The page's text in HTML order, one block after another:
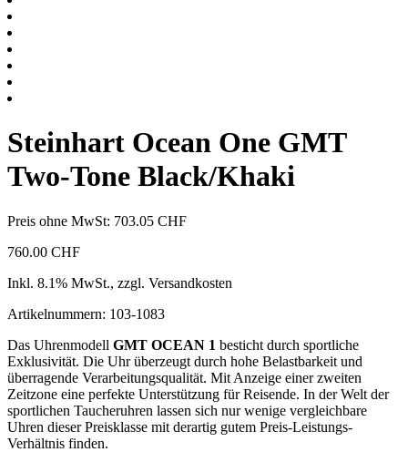
Steinhart Ocean One GMT
Two-Tone Black/Khaki
Preis ohne MwSt: 703.05 CHF
760.00 CHF
Inkl. 8.1% MwSt., zzgl. Versandkosten
Artikelnummern: 103-1083
Das Uhrenmodell GMT OCEAN 1 besticht durch sportliche
Exklusivität. Die Uhr überzeugt durch hohe Belastbarkeit und
überragende Verarbeitungsqualität. Mit Anzeige einer zweiten
Zeitzone eine perfekte Unterstützung für Reisende. In der Welt der
sportlichen Taucheruhren lassen sich nur wenige vergleichbare
Uhren dieser Preisklasse mit derartig gutem Preis-Leistungs-
Verhältnis finden.